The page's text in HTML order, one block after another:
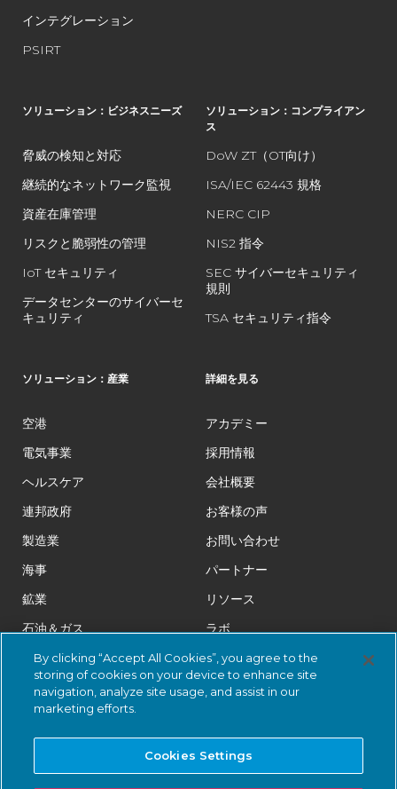
インテグレーション
PSIRT
ソリューション：ビジネスニーズ
脅威の検知と対応
継続的なネットワーク監視
資産在庫管理
リスクと脆弱性の管理
IoT セキュリティ
データセンターのサイバーセ
キュリティ
ソリューション：コンプライアン
ス
DoW ZT（OT向け）
ISA/IEC 62443 規格
NERC CIP
NIS2 指令
SEC サイバーセキュリティ
規則
TSA セキュリティ指令
ソリューション：産業
空港
電気事業
ヘルスケア
連邦政府
製造業
海事
鉱業
石油＆ガス
医薬品
鉄道
小売
上下水道
詳細を見る
アカデミー
採用情報
会社概要
お客様の声
お問い合わせ
パートナー
リソース
ラボ
法務
トラストセンター
By clicking “Accept All Cookies”, you agree to the
storing of cookies on your device to enhance site
navigation, analyze site usage, and assist in our
marketing efforts.
Cookies Settings